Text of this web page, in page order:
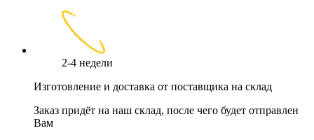
2-4 недели
Изготовление и доставка от поставщика на склад
Заказ придёт на наш склад, после чего будет отправлен
Вам